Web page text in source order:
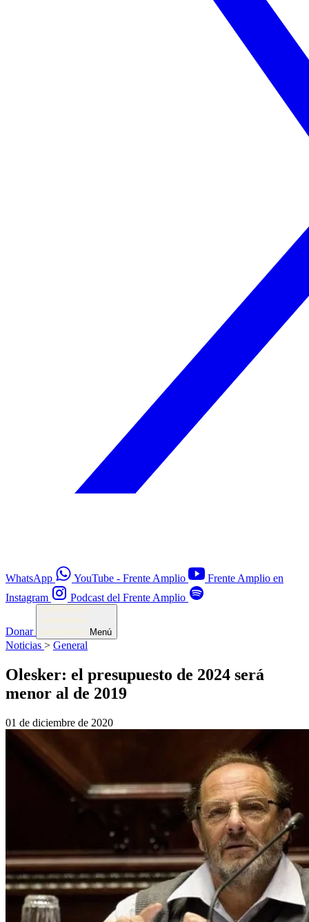
WhatsApp YouTube - Frente Amplio
Frente Amplio en
Instagram
Podcast del Frente Amplio
Donar Menú
Noticias > General
Olesker: el presupuesto de 2024 será
menor al de 2019
01 de diciembre de 2020